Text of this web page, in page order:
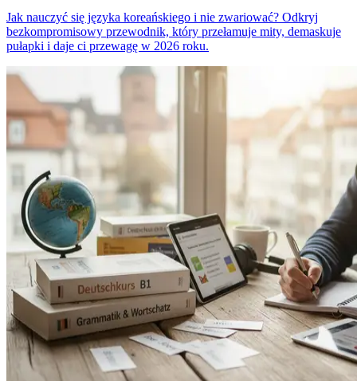
Jak nauczyć się języka koreańskiego i nie zwariować? Odkryj
bezkompromisowy przewodnik, który przełamuje mity, demaskuje
pułapki i daje ci przewagę w 2026 roku.